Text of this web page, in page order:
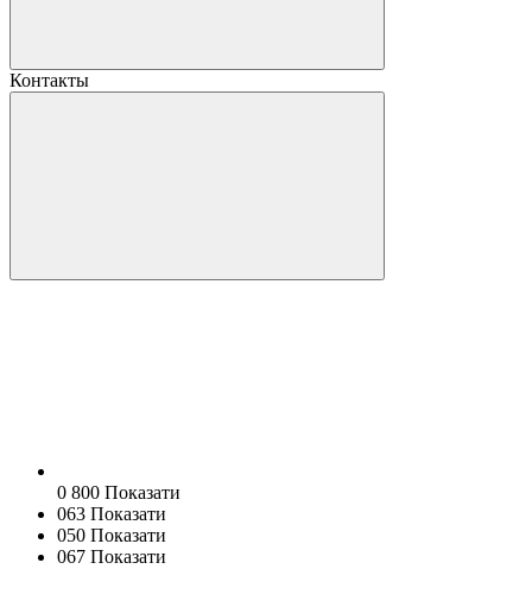
Контакты
0 800 Показати
063 Показати
050 Показати
067 Показати